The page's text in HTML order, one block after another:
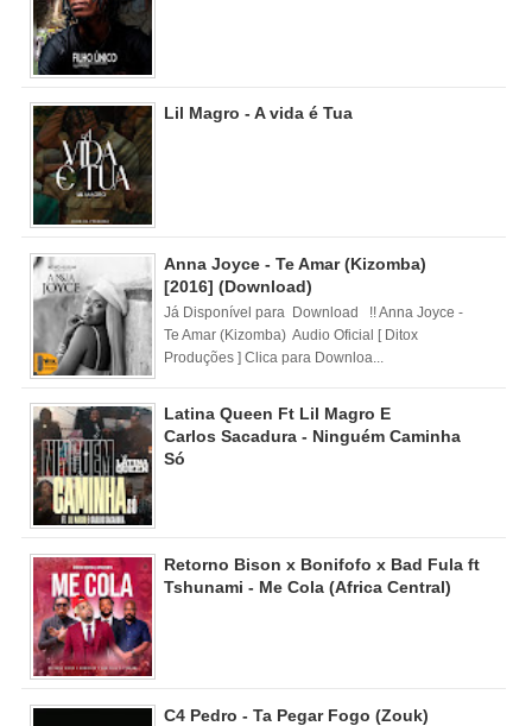
Lil Magro - A vida é Tua
Anna Joyce - Te Amar (Kizomba)
[2016] (Download)
Já Disponível para Download !! Anna Joyce -
Te Amar (Kizomba) Audio Oficial [ Ditox
Produções ] Clica para Downloa...
Latina Queen Ft Lil Magro E
Carlos Sacadura - Ninguém Caminha
Só
Retorno Bison x Bonifofo x Bad Fula ft
Tshunami - Me Cola (Africa Central)
C4 Pedro - Ta Pegar Fogo (Zouk)